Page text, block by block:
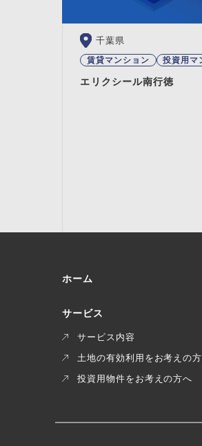
千葉県
賃貸マンション 投資用マ
エリクシール南行徳
ホーム
サービス
サービス内容
土地の有効利用をお考えの
投資用物件をお考えの方へ